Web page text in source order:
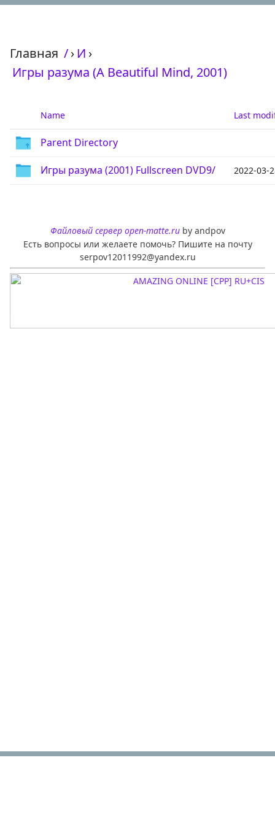
Главная /› И ›
Игры разума (A Beautiful Mind, 2001)
Name Last
Parent Directory
Игры разума (2001) Fullscreen DVD9/ 2022-03-
Файловый сервер open-matte.ruby andpov
Есть вопросы или желаете помочь? Пишите на почту
serpov12011992@yandex.ru